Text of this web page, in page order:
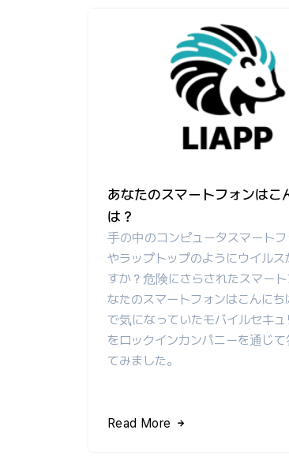
あなたのスマートフォンはこ
は？
手の中のコンピュータスマート
やラップトップのようにウイル
すか？危険にさらされたスマー
なたのスマートフォンはこんにち
で気になっていたモバイルセキ
をロックインカンパニーを通じ
てみました。
Read More